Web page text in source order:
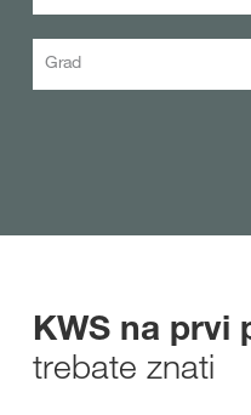
Grad
KWS na prvi
trebate znati